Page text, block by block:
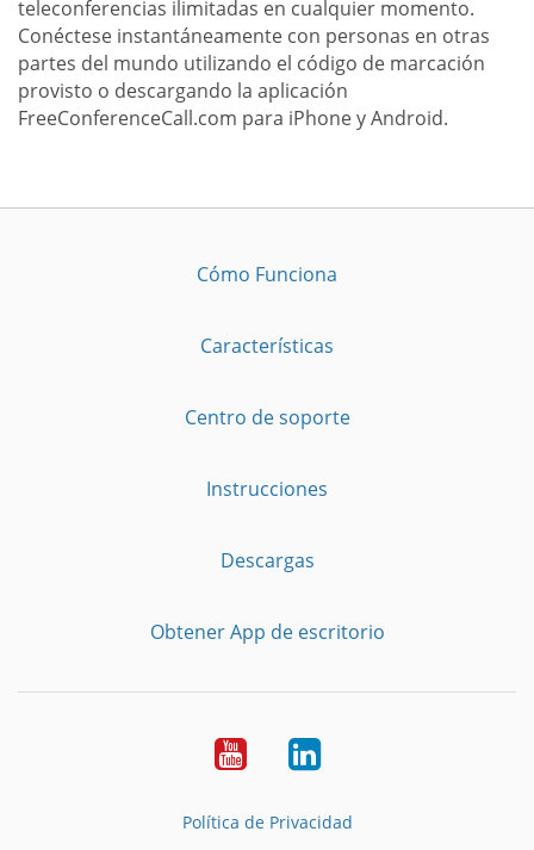
teleconferencias ilimitadas en cualquier momento.
Conéctese instantáneamente con personas en otras
partes del mundo utilizando el código de marcación
provisto o descargando la aplicación
FreeConferenceCall.com para iPhone y Android.
Cómo Funciona
Características
Centro de soporte
Instrucciones
Descargas
Obtener App de escritorio
YouTubeLinkedIn
Política de Privacidad